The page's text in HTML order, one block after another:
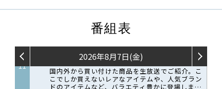
番組表